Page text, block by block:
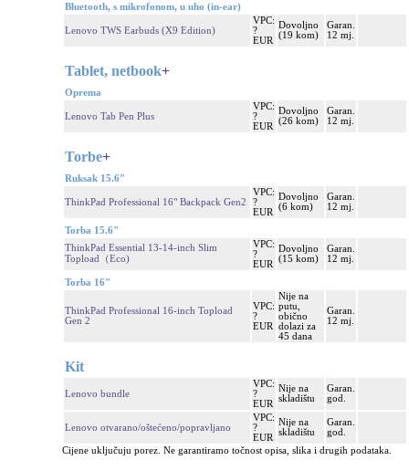
Bluetooth, s mikrofonom, u uho (in-ear)
Lenovo TWS Earbuds (X9 Edition)
VPC:
?
EUR
Dovoljno
(19 kom)
Garan.
12 mj.
Tablet, netbook+
Oprema
Lenovo Tab Pen Plus
VPC:
?
EUR
Dovoljno
(26 kom)
Garan.
12 mj.
Torbe+
Ruksak 15.6"
ThinkPad Professional 16" Backpack Gen2
VPC:
?
EUR
Dovoljno
(6 kom)
Garan.
12 mj.
Torba 15.6"
ThinkPad Essential 13-14-inch Slim
Topload（Eco)
VPC:
?
EUR
Dovoljno
(15 kom)
Garan.
12 mj.
Torba 16"
ThinkPad Professional 16-inch Topload
Gen 2
VPC:
?
EUR
Nije na
putu,
obično
dolazi za
45 dana
Garan.
12 mj.
Kit
Lenovo bundle
VPC:
?
EUR
Nije na
skladištu
Garan.
god.
Lenovo otvarano/oštećeno/popravljano
VPC:
?
EUR
Nije na
skladištu
Garan.
god.
Cijene uključuju porez. Ne garantiramo točnost opisa, slika i drugih podataka.